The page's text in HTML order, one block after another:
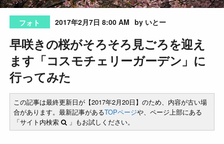
フォト 2017年2月7日 8:00 AM by いとー
早咲きの桜がそろそろ見ごろを迎え
ます「コスモチェリーガーデン」に
行ってみた
この記事は最終更新日が【2017年2月20日】のため、内容が古い場
合があります。最新記事があるTOPページや、ページ上部にある
「サイト内検索
」もお試しください。